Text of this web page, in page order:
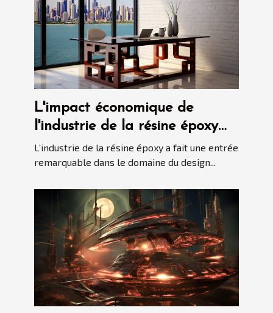
L'impact économique de
l'industrie de la résine époxy
sur le marché du design
intérieur
L’industrie de la résine époxy a fait une entrée
remarquable dans le domaine du design...